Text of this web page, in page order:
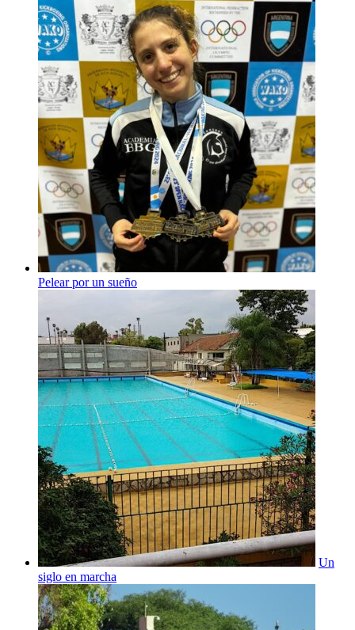
Pelear por un sueño
Un
siglo en marcha